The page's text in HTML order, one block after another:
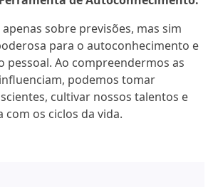
sobre previsões, mas sim
para o autoconhecimento e
pessoal. Ao compreendermos as
podemos tomar
cultivar nossos talentos e
os ciclos da vida.